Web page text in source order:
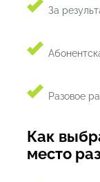
За
Разовое
Как
место